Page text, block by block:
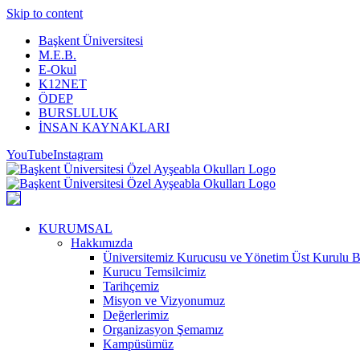
Skip to content
Başkent Üniversitesi
M.E.B.
E-Okul
K12NET
ÖDEP
BURSLULUK
İNSAN KAYNAKLARI
YouTubeInstagram
KURUMSAL
Hakkımızda
Üniversitemiz Kurucusu ve Yönetim Üst Kurulu
Kurucu Temsilcimiz
Tarihçemiz
Misyon ve Vizyonumuz
Değerlerimiz
Organizasyon Şemamız
Kampüsümüz